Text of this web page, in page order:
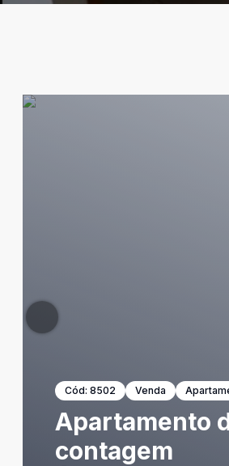
Cód: 8502 Venda
Apartamento
contagem